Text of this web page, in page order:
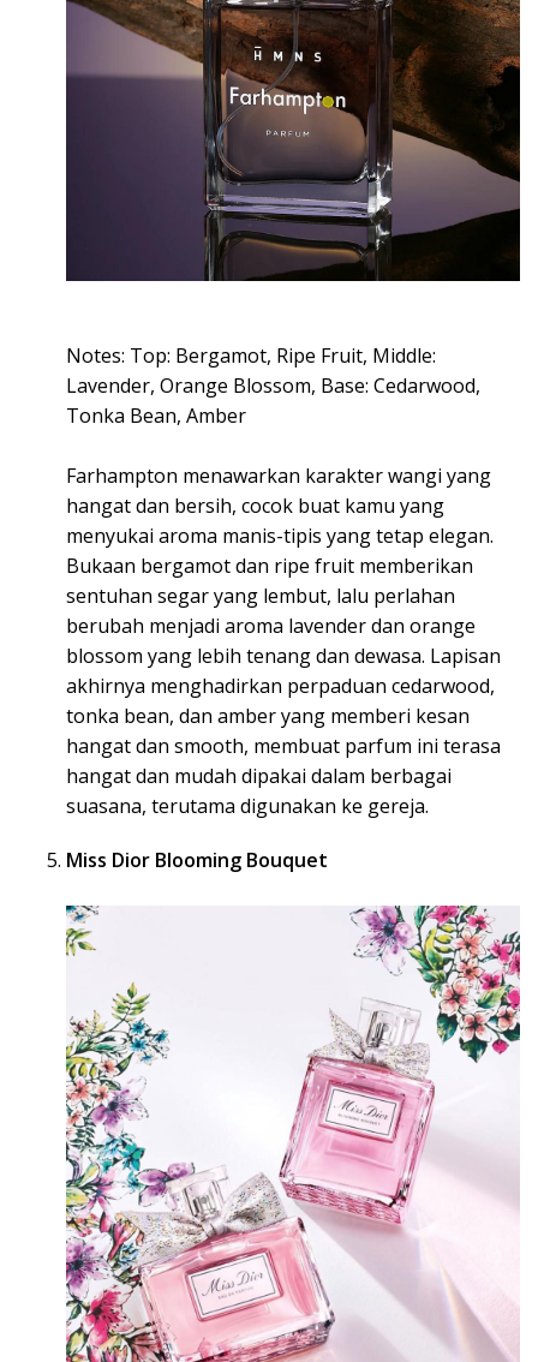
Notes: Top: Bergamot, Ripe Fruit, Middle:
Lavender, Orange Blossom, Base: Cedarwood,
Tonka Bean, Amber
Farhampton menawarkan karakter wangi yang
hangat dan bersih, cocok buat kamu yang
menyukai aroma manis-tipis yang tetap elegan.
Bukaan bergamot dan ripe fruit memberikan
sentuhan segar yang lembut, lalu perlahan
berubah menjadi aroma lavender dan orange
blossom yang lebih tenang dan dewasa. Lapisan
akhirnya menghadirkan perpaduan cedarwood,
tonka bean, dan amber yang memberi kesan
hangat dan smooth, membuat parfum ini terasa
hangat dan mudah dipakai dalam berbagai
suasana, terutama digunakan ke gereja.
Miss Dior Blooming Bouquet